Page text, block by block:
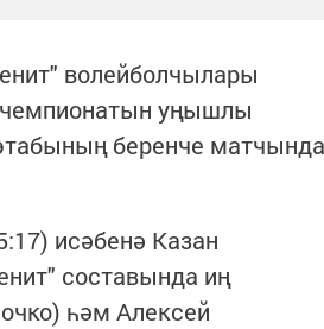
волейболчылары
чемпионатын уңышлы
беренче матчында
исәбенә Казан
составында иң
һәм Алексей